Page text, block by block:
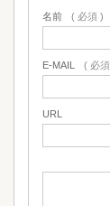
名前 ( 必須 )
E-MAIL ( 必
URL